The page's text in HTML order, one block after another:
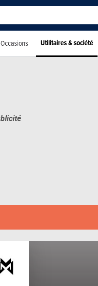
Occasions Utilitaires & société